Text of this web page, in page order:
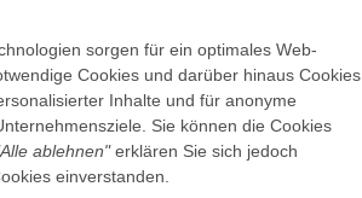
für religiöse und
des Hauses.
denn die
auf, begegnen ihnen
wir die Fragen
sorgen für ein optimales Web-
Cookies und darüber hinaus Cookies
Inhalte und für anonyme
Sie können die Cookies
ablehnen"erklären Sie sich jedoch
einverstanden.